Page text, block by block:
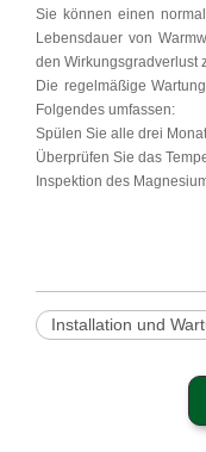
Sie können einen
Lebensdauer von
den Wirkungsgradverlust
Die regelmäßige
Folgendes umfassen:
Spülen Sie alle drei
Überprüfen Sie das
Inspektion des
Installation und